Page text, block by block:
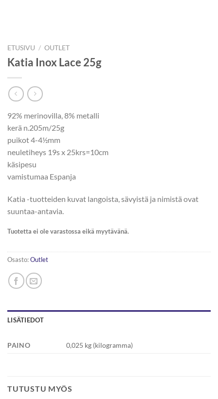
ETUSIVU / OUTLET
Katia Inox Lace 25g
92% merinovilla, 8% metalli
kerä n.205m/25g
puikot 4-4½mm
neuletiheys 19s x 25krs=10cm
käsipesu
vamistumaa Espanja
Katia -tuotteiden kuvat langoista, sävyistä ja nimistä ovat
suuntaa-antavia.
Tuotetta ei ole varastossa eikä myytävänä.
Osasto:Outlet
LISÄTIEDOT
PAINO 0,025 kg (kilogramma)
TUTUSTU MYÖS